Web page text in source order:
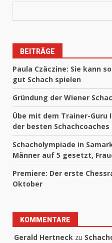
BEITRÄGE
Paula Czäczine: Sie kann
gut Schach spielen
Gründung der Wiener
Übe mit dem Trainer-Guru
der besten Schachcoaches
Schacholympiade in
Männer auf 5 gesetzt,
Premiere: Der erste
Oktober
KOMMENTARE
Gerald Hertneck zu